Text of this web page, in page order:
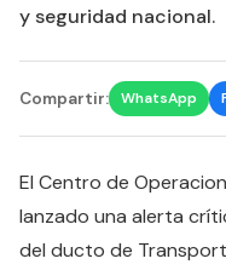
y seguridad nacional.
Compartir: WhatsApp
El Centro de
lanzado una alerta
del ducto de